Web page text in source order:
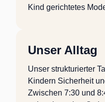
Kind gerichtetes
Unser Alltag
Unser strukturierter
Kindern Sicherheit
Zwischen 7:30 und